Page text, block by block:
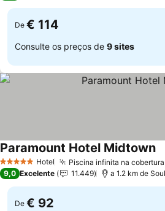
De € 114
Consulte os preços de 9 sites
5 Estrelas Hotel Piscina infinita na
Paramount Hotel Midtown
9,0 Excelente 11.449 a 1.2 km de
De € 92